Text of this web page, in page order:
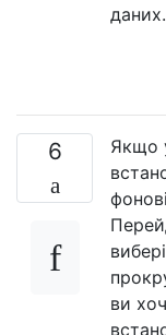
даних.
6
Якщо
ви